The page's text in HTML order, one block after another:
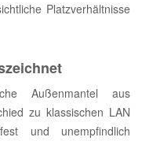
Platzverhältnisse
Außenmantel aus
zu klassischen LAN
und unempfindlich